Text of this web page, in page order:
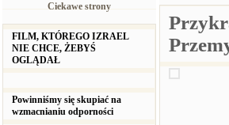
Ciekawe strony
FILM, KTÓREGO IZRAEL
NIE CHCE, ŻEBYŚ
OGLĄDAŁ
Powinniśmy się skupiać na
wzmacnianiu odporności